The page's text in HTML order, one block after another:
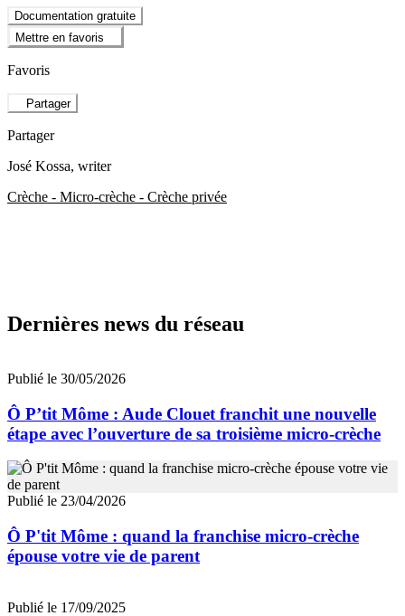
Documentation gratuite
Mettre en favoris
Favoris
Partager
Partager
José Kossa, writer
Crèche - Micro-crèche - Crèche privée
Dernières news du réseau
Publié le 30/05/2026
Ô P’tit Môme : Aude Clouet franchit une nouvelle
étape avec l’ouverture de sa troisième micro-crèche
Publié le 23/04/2026
Ô P'tit Môme : quand la franchise micro-crèche
épouse votre vie de parent
Publié le 17/09/2025